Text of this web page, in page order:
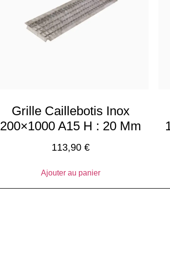
Grille Caillebotis Inox
200×1000 A15 H : 20 Mm
113,90€
Ajouter au panier